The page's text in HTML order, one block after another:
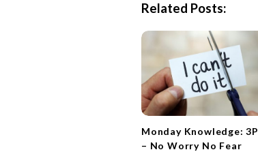
Related Posts:
Monday Knowledge: 3P
– No Worry No Fear